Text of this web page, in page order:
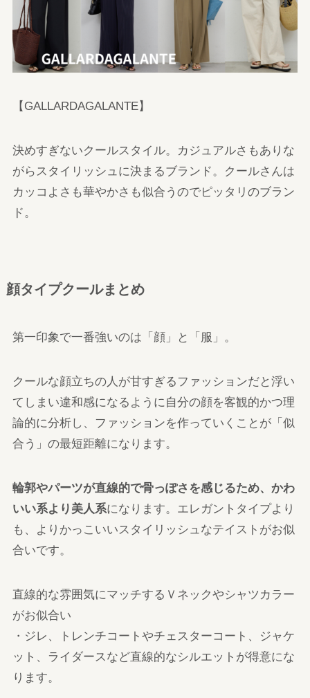
【GALLARDAGALANTE】
決めすぎないクールスタイル。カジュアルさもありな
がらスタイリッシュに決まるブランド。クールさんは
カッコよさも華やかさも似合うのでピッタリのブラン
ド。
顔タイプクールまとめ
第一印象で一番強いのは「顔」と「服」。
クールな顔立ちの人が甘すぎるファッションだと浮い
てしまい違和感になるように自分の顔を客観的かつ理
論的に分析し、ファッションを作っていくことが「似
合う」の最短距離になります。
輪郭やパーツが直線的で骨っぽさを感じるため、かわ
いい系より美人系になります。エレガントタイプより
も、よりかっこいいスタイリッシュなテイストがお似
合いです。
直線的な雰囲気にマッチするＶネックやシャツカラー
がお似合い
・ジレ、トレンチコートやチェスターコート、ジャケ
ット、ライダースなど直線的なシルエットが得意にな
ります。